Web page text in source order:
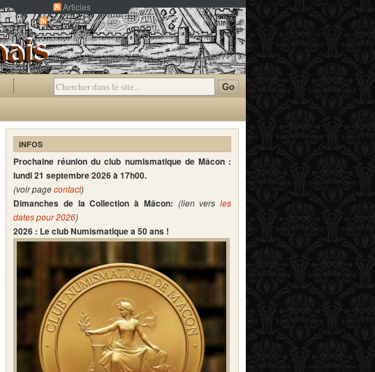
Articles
Commentaires
INFOS
Prochaine réunion du club numismatique de Mâcon :
lundi 21 septembre 2026 à 17h00.
(voir pagecontact)
Dimanches de la Collection à Mâcon: (lien vers les
dates pour 2026)
2026 : Le club Numismatique a 50 ans !